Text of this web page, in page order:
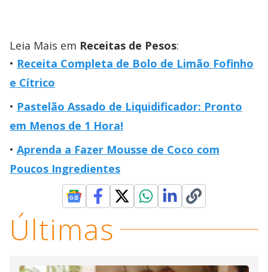
Leia Mais em Receitas de Pesos:
Receita Completa de Bolo de Limão Fofinho
e Cítrico
Pastelão Assado de Liquidificador: Pronto
em Menos de 1 Hora!
Aprenda a Fazer Mousse de Coco com
Poucos Ingredientes
Últimas